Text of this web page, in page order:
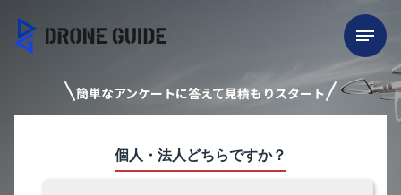
簡単なアンケートに答えて見積もりスタート
個人・法人どちらですか？